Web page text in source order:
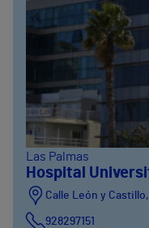
Las Palmas
Hospital
Calle León y
928297151